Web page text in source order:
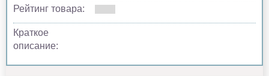
Рейтинг товара:
Краткое
описание: